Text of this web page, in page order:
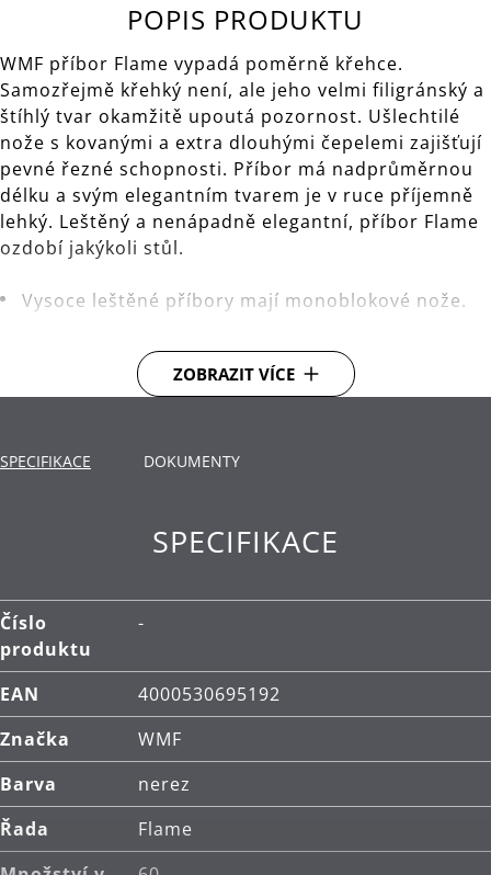
POPIS PRODUKTU
WMF příbor Flame vypadá poměrně křehce.
Samozřejmě křehký není, ale jeho velmi filigránský a
štíhlý tvar okamžitě upoutá pozornost. Ušlechtilé
nože s kovanými a extra dlouhými čepelemi zajišťují
pevné řezné schopnosti. Příbor má nadprůměrnou
délku a svým elegantním tvarem je v ruce příjemně
lehký. Leštěný a nenápadně elegantní, příbor Flame
ozdobí jakýkoli stůl.
Vysoce leštěné příbory mají monoblokové nože.
každý příbor je dokonale vyvážený pro pohodlnou
manipulaci.
třikrát tvrdší povrch příborů. Se zvýšenou
Čištění: lze mýt v myčce.
ZOBRAZIT VÍCE
SPECIFIKACE DOKUMENTY
SPECIFIKACE
Číslo
produktu
-
EAN
4000530695192
Značka
WMF
Barva
nerez
Řada
Flame